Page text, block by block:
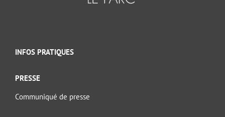
INFOS PRATIQUES
PRESSE
Communiqué de presse